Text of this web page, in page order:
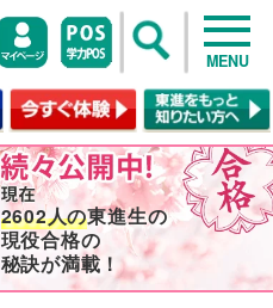
MENU
2602人の東進生の
現役合格の
秘訣が満載！